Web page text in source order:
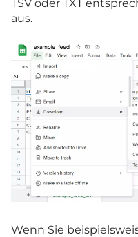
TSV oder TXT
aus.
Wenn Sie